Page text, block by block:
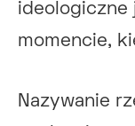
ideologiczne
momencie,
Nazywanie